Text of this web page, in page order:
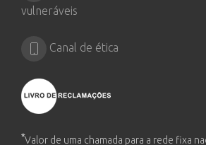
vulneráveis
Canal de ética
*Valor de uma chamada para a rede fixa